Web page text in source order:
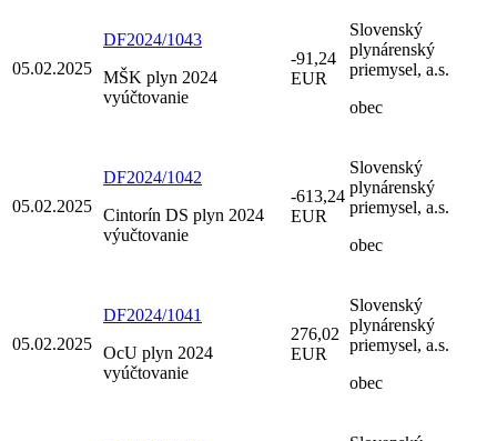
05.02.2025
DF2024/1043
MŠK plyn 2024
vyúčtovanie
-91,24
EUR
Slovenský
plynárenský
priemysel, a.s.
obec
05.02.2025
DF2024/1042
Cintorín DS plyn 2024
výučtovanie
-613,24
EUR
Slovenský
plynárenský
priemysel, a.s.
obec
05.02.2025
DF2024/1041
OcU plyn 2024
vyúčtovanie
276,02
EUR
Slovenský
plynárenský
priemysel, a.s.
obec